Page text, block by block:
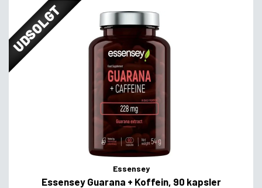
UDSOLGT
Essensey
Essensey Guarana + Koffein, 90 kapsler